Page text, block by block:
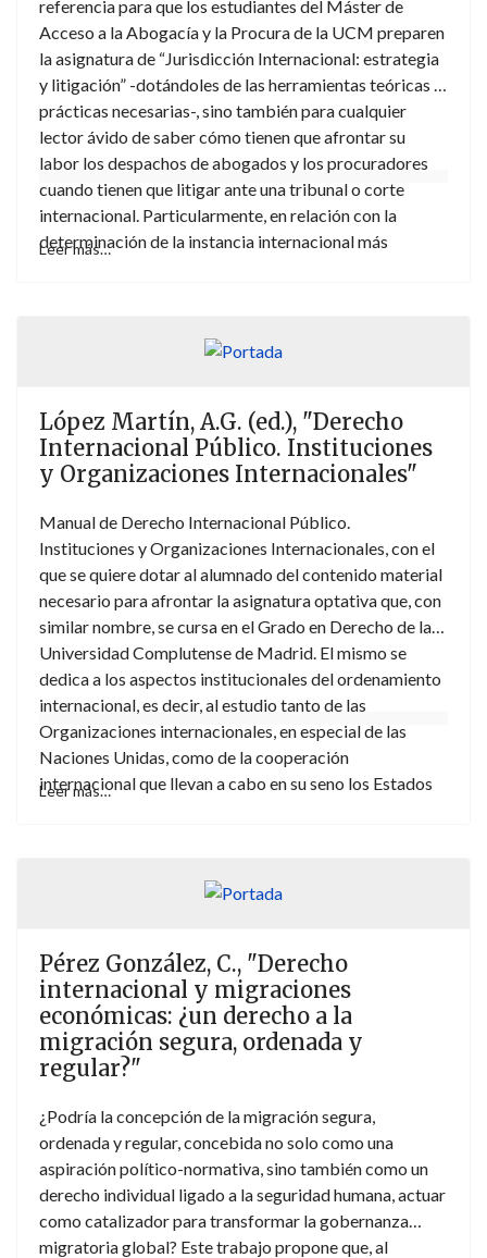
referencia para que los estudiantes del Máster de
Acceso a la Abogacía y la Procura de la UCM preparen
la asignatura de “Jurisdicción Internacional: estrategia
y litigación” -dotándoles de las herramientas teóricas y
prácticas necesarias-, sino también para cualquier
lector ávido de saber cómo tienen que afrontar su
labor los despachos de abogados y los procuradores
cuando tienen que litigar ante una tribunal o corte
internacional. Particularmente, en relación con la
determinación de la instancia internacional más
principalmente las que afectan a los Estados y
transnacionales.
Leer más…
López Martín, A.G. (ed.), "Derecho
Internacional Público. Instituciones
y Organizaciones Internacionales"
Manual de Derecho Internacional Público.
Instituciones y Organizaciones Internacionales, con el
que se quiere dotar al alumnado del contenido material
necesario para afrontar la asignatura optativa que, con
similar nombre, se cursa en el Grado en Derecho de la
Universidad Complutense de Madrid. El mismo se
dedica a los aspectos institucionales del ordenamiento
internacional, es decir, al estudio tanto de las
Organizaciones internacionales, en especial de las
Naciones Unidas, como de la cooperación
internacional que llevan a cabo en su seno los Estados
derechos humanos, o el Derecho internacional penal. Lo
inicial punto de apoyo para el fundamental examen de
la interrelación dialéctica entre la teoría y la práctica.
De tal forma que constituya una herramienta de estudio
y trabajo útil para todos nuestros estudiantes de esa
asignatura optativa. La cual constituye el necesario
que es el ordenamiento jurídico internacional en toda su
dimensión. El cual resulta necesario, habida cuenta que
estamos ante un sector del derecho, cada vez más
omnipresente en cualquier actividad profesional de
índole jurídica.
Leer más…
Pérez González, C., "Derecho
internacional y migraciones
económicas: ¿un derecho a la
migración segura, ordenada y
regular?"
¿Podría la concepción de la migración segura,
ordenada y regular, concebida no solo como una
aspiración político-normativa, sino también como un
derecho individual ligado a la seguridad humana, actuar
como catalizador para transformar la gobernanza
migratoria global? Este trabajo propone que, al